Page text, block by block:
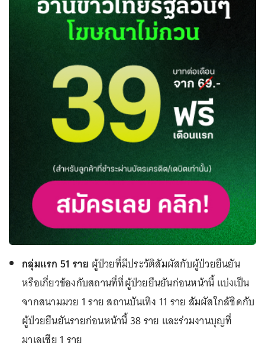
กลุ่มแรก 51 ราย ผู้ป่วยที่มีประวัติสัมผัสกับผู้ป่วยยืนยัน
หรือเกี่ยวข้องกับสถานที่ที่ผู้ป่วยยืนยันก่อนหน้านี้ แบ่งเป็น
จากสนามมวย 1 ราย สถานบันเทิง 11 ราย สัมผัสใกล้ชิดกับ
ผู้ป่วยยืนยันรายก่อนหน้านี้ 38 ราย และร่วมงานบุญที่
มาเลเซีย 1 ราย